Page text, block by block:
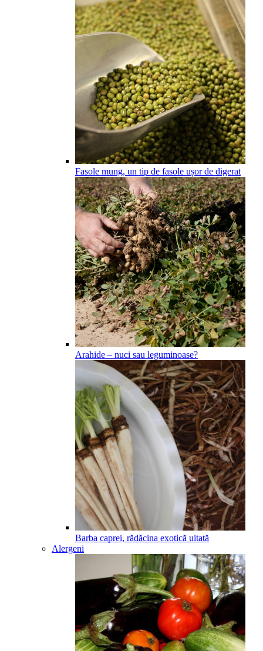
Fasole mung, un tip de fasole ușor de digerat
Arahide – nuci sau leguminoase?
Barba caprei, rădăcina exotică uitată
Alergeni